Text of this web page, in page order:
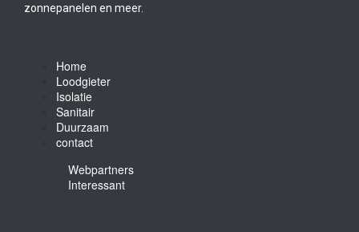
zonnepanelen en meer.
Home
Loodgieter
Isolatie
Sanitair
Duurzaam
contact
Webpartners
Interessant